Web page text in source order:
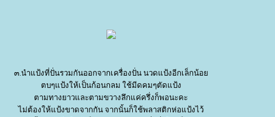
๓.นำแป้งที่ปั่นรวมกันออกจากเครื่องปั่น นวดแป้งอีกเล็กน้อ
ตบๆแป้งให้เป็นก้อนกลม ใช้มีดคมๆตัดแป้ง
ตามทางยาวและตามขวางลึกแค่ครึ่งก็พอนะคะ
ไม่ต้องให้แป้งขาดจากกัน จากนั้นก็ใช้พลาสติกห่อแป้งไว้